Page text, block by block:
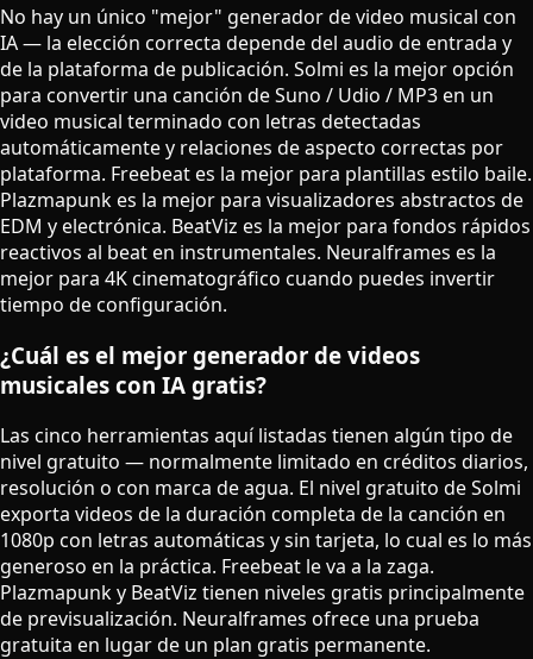
No hay un único "mejor" generador de video musical con
IA — la elección correcta depende del audio de entrada y
de la plataforma de publicación. Solmi es la mejor opción
para convertir una canción de Suno / Udio / MP3 en un
video musical terminado con letras detectadas
automáticamente y relaciones de aspecto correctas por
plataforma. Freebeat es la mejor para plantillas estilo baile.
Plazmapunk es la mejor para visualizadores abstractos de
EDM y electrónica. BeatViz es la mejor para fondos rápidos
reactivos al beat en instrumentales. Neuralframes es la
mejor para 4K cinematográfico cuando puedes invertir
tiempo de configuración.
¿Cuál es el mejor generador de videos
musicales con IA gratis?
Las cinco herramientas aquí listadas tienen algún tipo de
nivel gratuito — normalmente limitado en créditos diarios,
resolución o con marca de agua. El nivel gratuito de Solmi
exporta videos de la duración completa de la canción en
1080p con letras automáticas y sin tarjeta, lo cual es lo más
generoso en la práctica. Freebeat le va a la zaga.
Plazmapunk y BeatViz tienen niveles gratis principalmente
de previsualización. Neuralframes ofrece una prueba
gratuita en lugar de un plan gratis permanente.